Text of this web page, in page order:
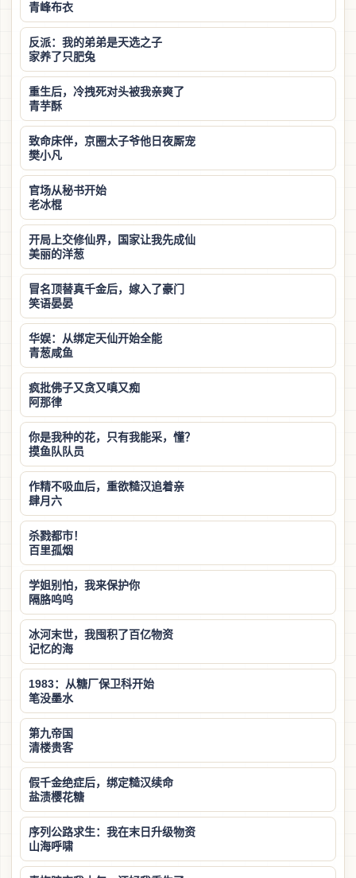
青峰布衣
反派：我的弟弟是天选之子
家养了只肥兔
重生后，冷拽死对头被我亲爽了
青芋酥
致命床伴，京圈太子爷他日夜厮宠
樊小凡
官场从秘书开始
老冰棍
开局上交修仙界，国家让我先成仙
美丽的洋葱
冒名顶替真千金后，嫁入了豪门
笑语晏晏
华娱：从绑定天仙开始全能
青葱咸鱼
疯批佛子又贪又嗔又痴
阿那律
你是我种的花，只有我能采，懂？
摸鱼队队员
作精不吸血后，重欲糙汉追着亲
肆月六
杀戮都市！
百里孤烟
学姐别怕，我来保护你
隔胳呜呜
冰河末世，我囤积了百亿物资
记忆的海
1983：从糖厂保卫科开始
笔没墨水
第九帝国
清楼贵客
假千金绝症后，绑定糙汉续命
盐渍樱花糖
序列公路求生：我在末日升级物资
山海呼啸